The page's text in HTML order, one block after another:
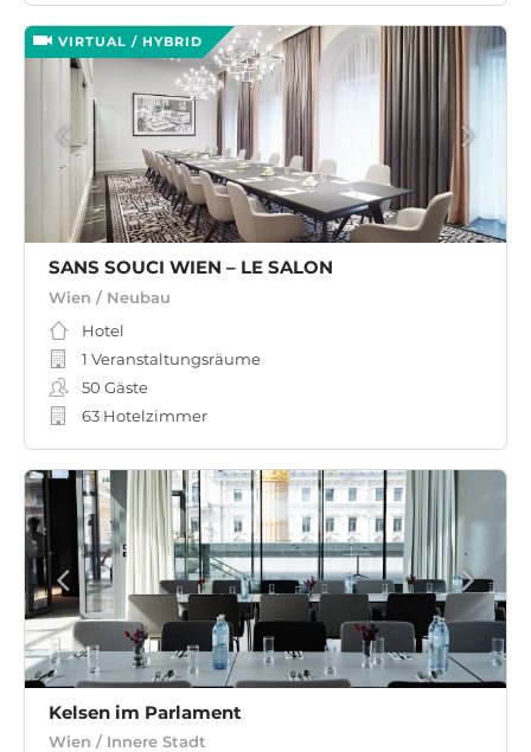
VIRTUAL / HYBRID
SANS SOUCI WIEN – LE SALON
Wien / Neubau
Hotel
1 Veranstaltungsräume
50 Gäste
63 Hotelzimmer
Kelsen im Parlament
Wien / Innere Stadt